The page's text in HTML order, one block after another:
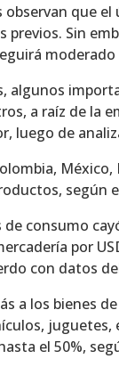
observan que
previos. Sin
algunos
a raíz de la
luego de
según
consumo
por
con datos
a los bienes
el 50%,